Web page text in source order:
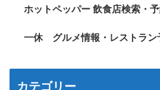
ホットペッパー 飲食店検索・
一休 グルメ情報・レストラン
カテゴリー